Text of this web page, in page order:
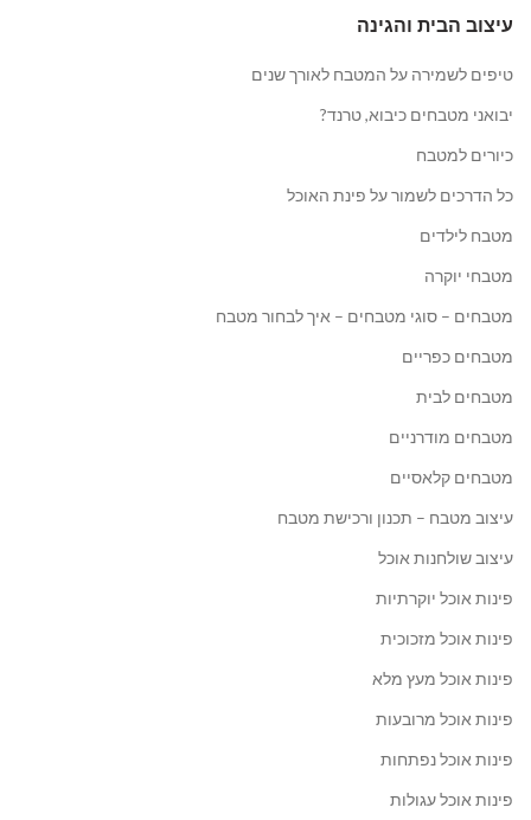
עיצוב הבית והגינה
טיפים לשמירה על המטבח לאורך שנים
יבואני מטבחים כיבוא, טרנד?
כיורים למטבח
כל הדרכים לשמור על פינת האוכל
מטבח לילדים
מטבחי יוקרה
מטבחים – סוגי מטבחים – איך לבחור מטבח
מטבחים כפריים
מטבחים לבית
מטבחים מודרניים
מטבחים קלאסיים
עיצוב מטבח – תכנון ורכישת מטבח
עיצוב שולחנות אוכל
פינות אוכל יוקרתיות
פינות אוכל מזכוכית
פינות אוכל מעץ מלא
פינות אוכל מרובעות
פינות אוכל נפתחות
פינות אוכל עגולות